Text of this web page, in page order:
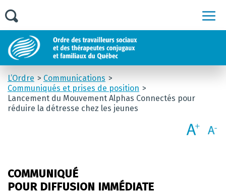
L’Ordre
Communications
Communiqués et prises de position
Lancement du Mouvement Alphas Connectés pour
réduire la détresse chez les jeunes
COMMUNIQUÉ
POUR DIFFUSION IMMÉDIATE